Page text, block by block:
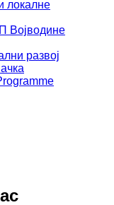
локалне
Војводине
развој